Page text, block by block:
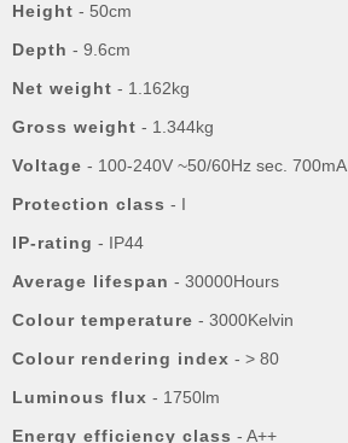
Height - 50cm
Depth - 9.6cm
Net weight - 1.162kg
Gross weight - 1.344kg
Voltage - 100-240V ~50/60Hz sec. 700mA
Protection class - I
IP-rating - IP44
Average lifespan - 30000Hours
Colour temperature - 3000Kelvin
Colour rendering index - > 80
Luminous flux - 1750lm
Energy efficiency class - A++